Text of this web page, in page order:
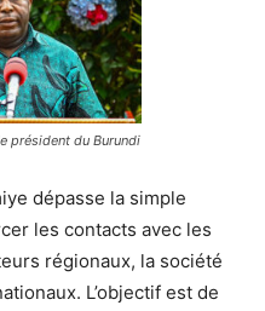
président du Burundi
dépasse la simple
les contacts avec les
régionaux, la société
L’objectif est de